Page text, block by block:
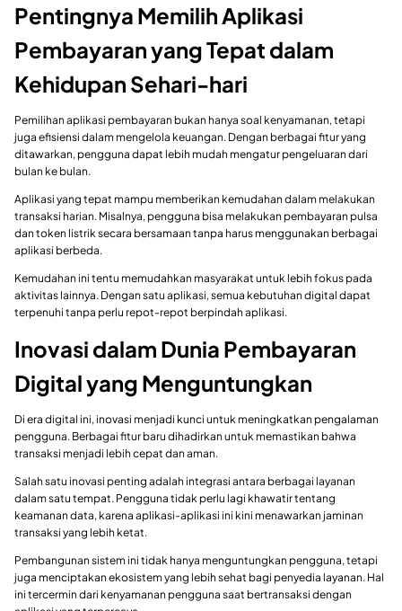
Pentingnya Memilih Aplikasi
Pembayaran yang Tepat dalam
Kehidupan Sehari-hari
Pemilihan aplikasi pembayaran bukan hanya soal kenyamanan, tetapi
juga efisiensi dalam mengelola keuangan. Dengan berbagai fitur yang
ditawarkan, pengguna dapat lebih mudah mengatur pengeluaran dari
bulan ke bulan.
Aplikasi yang tepat mampu memberikan kemudahan dalam melakukan
transaksi harian. Misalnya, pengguna bisa melakukan pembayaran pulsa
dan token listrik secara bersamaan tanpa harus menggunakan berbagai
aplikasi berbeda.
Kemudahan ini tentu memudahkan masyarakat untuk lebih fokus pada
aktivitas lainnya. Dengan satu aplikasi, semua kebutuhan digital dapat
terpenuhi tanpa perlu repot-repot berpindah aplikasi.
Inovasi dalam Dunia Pembayaran
Digital yang Menguntungkan
Di era digital ini, inovasi menjadi kunci untuk meningkatkan pengalaman
pengguna. Berbagai fitur baru dihadirkan untuk memastikan bahwa
transaksi menjadi lebih cepat dan aman.
Salah satu inovasi penting adalah integrasi antara berbagai layanan
dalam satu tempat. Pengguna tidak perlu lagi khawatir tentang
keamanan data, karena aplikasi-aplikasi ini kini menawarkan jaminan
transaksi yang lebih ketat.
Pembangunan sistem ini tidak hanya menguntungkan pengguna, tetapi
juga menciptakan ekosistem yang lebih sehat bagi penyedia layanan. Hal
ini tercermin dari kenyamanan pengguna saat bertransaksi dengan